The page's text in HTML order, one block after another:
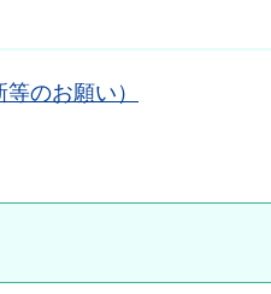
のお願い）